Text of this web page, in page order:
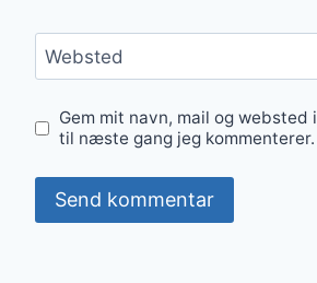
Websted
Gem mit navn, mail og websted
til næste gang jeg kommenterer.